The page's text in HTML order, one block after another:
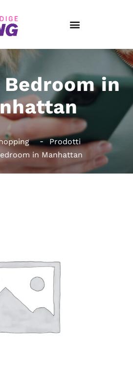
in
Prodotti
in Manhattan